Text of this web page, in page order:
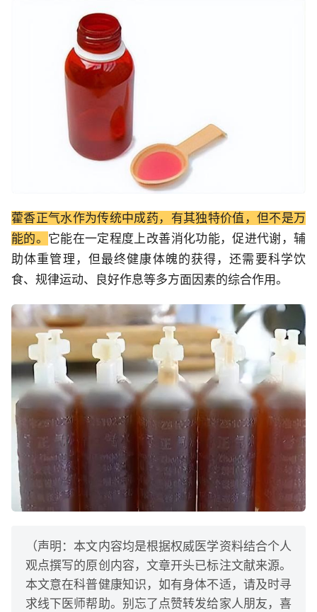
藿香正气水作为传统中成药，有其独特价值，但不是万
能的。 它能在一定程度上改善消化功能，促进代谢，辅
助体重管理，但最终健康体魄的获得，还需要科学饮
食、规律运动、良好作息等多方面因素的综合作用。
（声明：本文内容均是根据权威医学资料结合个人
观点撰写的原创内容，文章开头已标注文献来源。
本文意在科普健康知识，如有身体不适，请及时寻
求线下医师帮助。别忘了点赞转发给家人朋友，喜